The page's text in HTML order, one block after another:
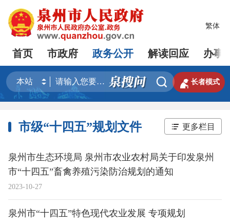
繁体
首页 市政府 政务公开 解读回应 办事
  长者模式
市级“十四五”规划文件 更多栏目
2023-10-27
泉州市生态环境局 泉州市农业农村局关于印发泉州
市“十四五”畜禽养殖污染防治规划的通知
泉州市“十四五”特色现代农业发展 专项规划